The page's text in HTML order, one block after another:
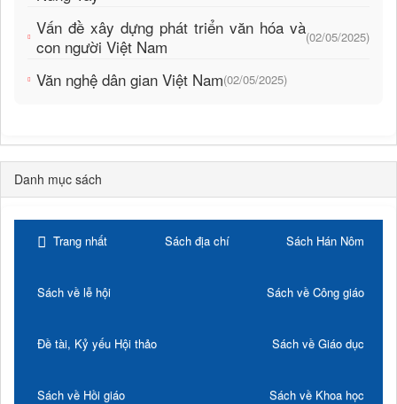
Vấn đề xây dựng phát triển văn hóa và
con người Việt Nam
(02/05/2025)
Văn nghệ dân gian Việt Nam(02/05/2025)
Danh mục sách
Trang nhất Sách địa chí Sách Hán Nôm
Sách về lễ hội Sách về Công giáo
Đề tài, Kỷ yếu Hội thảo Sách về Giáo dục
Sách về Hồi giáo Sách về Khoa học